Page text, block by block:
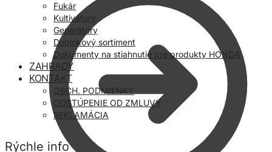
Fukár
Kultivátory
Generátory
Doplnkový sortiment
Dokumenty na stiahnutie pre produkty HONDA
ZAHRADY
KONTAKT
OBCH. PODMIENKY
ODSTÚPENIE OD ZMLUVY
REKLAMÁCIA
Rýchle info